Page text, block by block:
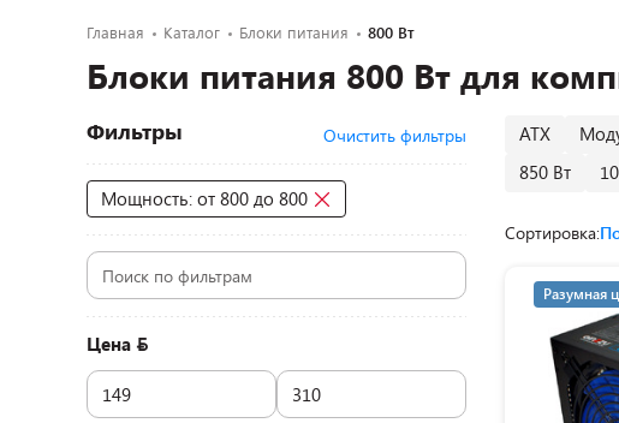
Главная Каталог Блоки питания 800 Вт
Блоки питания 800 Вт для
Фильтры Очистить фильтры
Мощность: от 800 до 800
Цена
ATX
850 Вт
Сортировка:
Разумная